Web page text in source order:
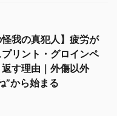
怪我の真犯人】疲労が
リント・グロインペ
す理由｜外傷以外
”から始まる